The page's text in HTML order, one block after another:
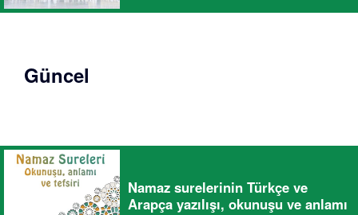
Güncel
Namaz surelerinin Türkçe ve
Arapça yazılışı, okunuşu ve anlamı